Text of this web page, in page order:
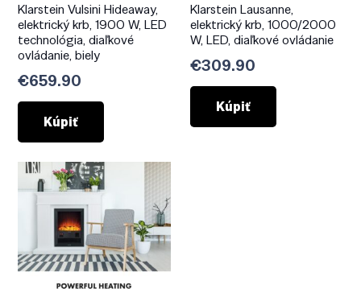
Klarstein Vulsini Hideaway,
elektrický krb, 1900 W, LED
technológia, diaľkové
ovládanie, biely
€659.90
Kúpiť
Klarstein Lausanne,
elektrický krb, 1000/2000
W, LED, diaľkové ovládanie
€309.90
Kúpiť